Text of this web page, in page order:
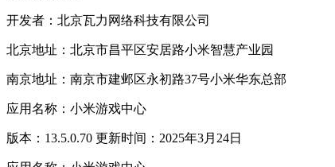
开发者：北京瓦力网络科技有限公司
北京地址：北京市昌平区安居路小米智慧产业园
南京地址：南京市建邺区永初路37号小米华东总部
应用名称：小米游戏中心
版本：13.5.0.70 更新时间：2025年3月24日